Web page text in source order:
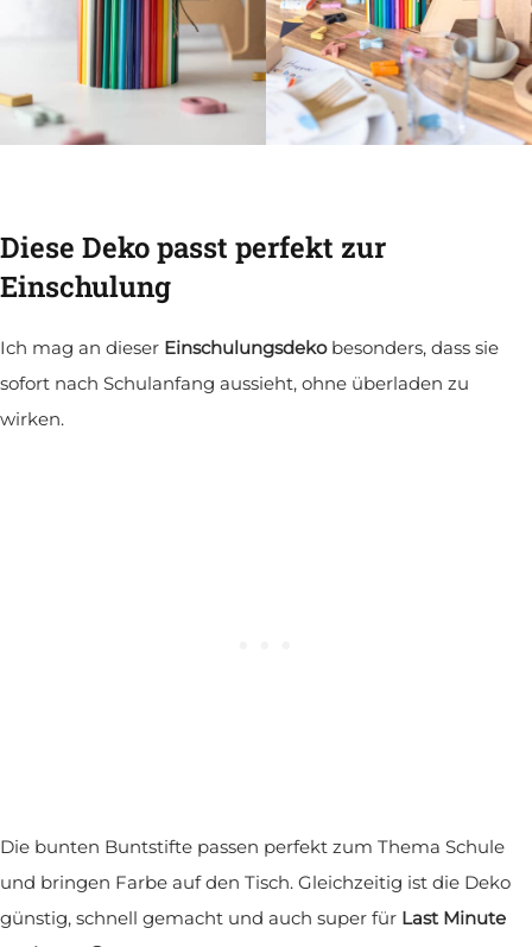
Diese Deko passt perfekt zur
Einschulung
Ich mag an dieser Einschulungsdeko besonders, dass sie
sofort nach Schulanfang aussieht, ohne überladen zu
wirken.
Die bunten Buntstifte passen perfekt zum Thema Schule
und bringen Farbe auf den Tisch. Gleichzeitig ist die Deko
günstig, schnell gemacht und auch super für Last Minute